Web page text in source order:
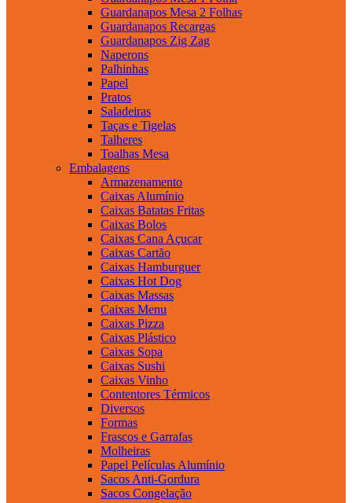
Guardanapos Mesa 2 Folhas
Guardanapos Recargas
Guardanapos Zig Zag
Naperons
Palhinhas
Papel
Pratos
Saladeiras
Taças e Tigelas
Talheres
Toalhas Mesa
Embalagens
Armazenamento
Caixas Alumínio
Caixas Batatas Fritas
Caixas Bolos
Caixas Cana Açucar
Caixas Cartão
Caixas Hamburguer
Caixas Hot Dog
Caixas Massas
Caixas Menu
Caixas Pizza
Caixas Plástico
Caixas Sopa
Caixas Sushi
Caixas Vinho
Contentores Térmicos
Diversos
Formas
Frascos e Garrafas
Molheiras
Papel Películas Alumínio
Sacos Anti-Gordura
Sacos Congelação